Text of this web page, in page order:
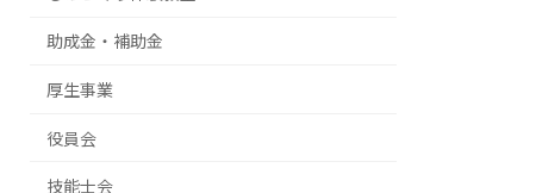
助成金・補助金
厚生事業
役員会
技能士会